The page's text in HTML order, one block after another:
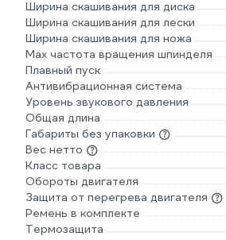
Ширина скашивания для диска
Ширина скашивания для лески
Ширина скашивания для ножа
Max частота вращения шпинделя
Плавный пуск
Антивибрационная система
Уровень звукового давления
Общая длина
Габариты без упаковки
Вес нетто
Класс товара
Обороты двигателя
Защита от перегрева двигателя
Ремень в комплекте
Термозащита